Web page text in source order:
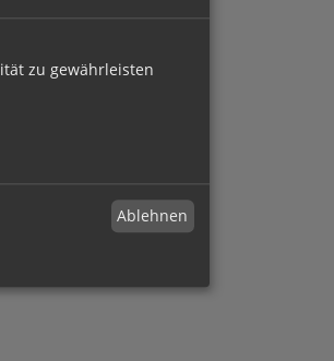
zu gewährleisten
Ablehnen